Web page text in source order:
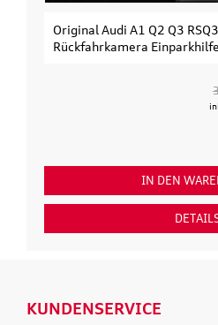
Original Audi A1 Q2 Q3
Rückfahrkamera Einparkhilfe
IN DEN
KUNDENSERVICE